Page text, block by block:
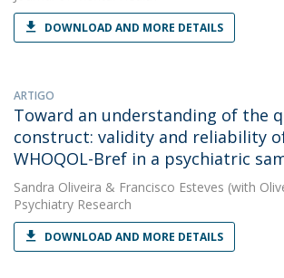
DOWNLOAD AND MORE DETAILS
ARTIGO
Toward an understanding of the
construct: validity and reliability
WHOQOL-Bref in a psychiatric
Sandra Oliveira & Francisco Esteves (with
Psychiatry Research
DOWNLOAD AND MORE DETAILS